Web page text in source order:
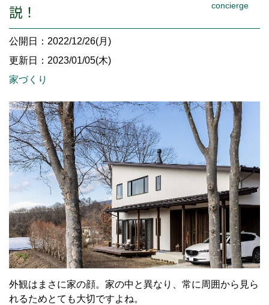
concierge
説！
公開日：2022/12/26(月)
更新日：2023/01/05(木)
家づくり
外観はまさに家の顔。家の中と異なり、常に周囲から見ら
れるためとても大切ですよね。